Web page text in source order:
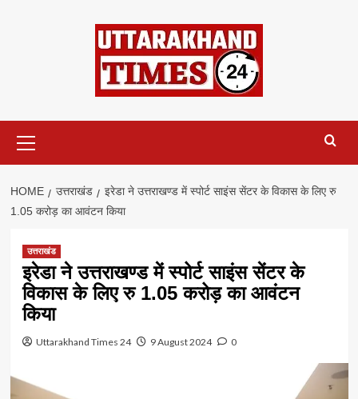
Menu
HOME उत्तराखंड
इरेडा ने उत्तराखण्ड में स्पोर्ट साइंस सेंटर के विकास के लिए रु
1.05 करोड़ का आवंटन किया
उत्तराखंड
इरेडा ने उत्तराखण्ड में स्पोर्ट साइंस सेंटर के
विकास के लिए रु 1.05 करोड़ का आवंटन
किया
Uttarakhand Times 24 9 August 2024 0